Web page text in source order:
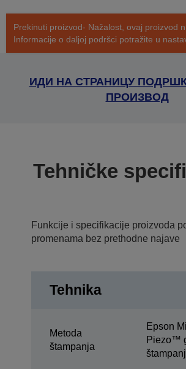
Prekinuti proizvod- Nažalost, ovaj proizvod
Informacije o daljoj podršci potražite u
ИДИ НА СТРАНИЦУ
ПРОИЗВОД
Tehničke
Funkcije i specifikacije proizvoda
promenama bez prethodne najave
Tehnika
Metoda
štampanja
Epson
Piezo™